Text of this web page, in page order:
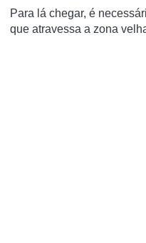
Para lá chegar, é
que atravessa a zona